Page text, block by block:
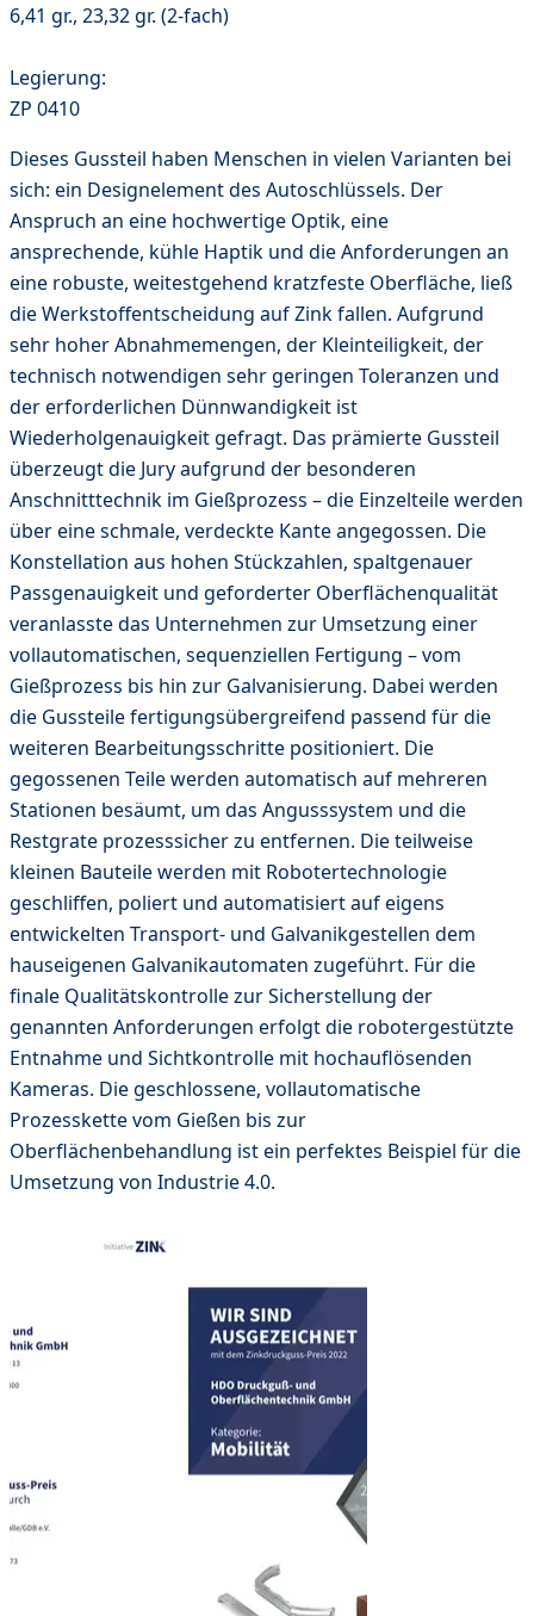
6,41 gr., 23,32 gr. (2-fach)
Legierung:
ZP 0410
Dieses Gussteil haben Menschen in vielen Varianten bei
sich: ein Designelement des Autoschlüssels. Der
Anspruch an eine hochwertige Optik, eine
ansprechende, kühle Haptik und die Anforderungen an
eine robuste, weitestgehend kratzfeste Oberfläche, ließ
die Werkstoffentscheidung auf Zink fallen. Aufgrund
sehr hoher Abnahmemengen, der Kleinteiligkeit, der
technisch notwendigen sehr geringen Toleranzen und
der erforderlichen Dünnwandigkeit ist
Wiederholgenauigkeit gefragt. Das prämierte Gussteil
überzeugt die Jury aufgrund der besonderen
Anschnitttechnik im Gießprozess – die Einzelteile werden
über eine schmale, verdeckte Kante angegossen. Die
Konstellation aus hohen Stückzahlen, spaltgenauer
Passgenauigkeit und geforderter Oberflächenqualität
veranlasste das Unternehmen zur Umsetzung einer
vollautomatischen, sequenziellen Fertigung – vom
Gießprozess bis hin zur Galvanisierung. Dabei werden
die Gussteile fertigungsübergreifend passend für die
weiteren Bearbeitungsschritte positioniert. Die
gegossenen Teile werden automatisch auf mehreren
Stationen besäumt, um das Angusssystem und die
Restgrate prozesssicher zu entfernen. Die teilweise
kleinen Bauteile werden mit Robotertechnologie
geschliffen, poliert und automatisiert auf eigens
entwickelten Transport- und Galvanikgestellen dem
hauseigenen Galvanikautomaten zugeführt. Für die
finale Qualitätskontrolle zur Sicherstellung der
genannten Anforderungen erfolgt die robotergestützte
Entnahme und Sichtkontrolle mit hochauflösenden
Kameras. Die geschlossene, vollautomatische
Prozesskette vom Gießen bis zur
Oberflächenbehandlung ist ein perfektes Beispiel für die
Umsetzung von Industrie 4.0.